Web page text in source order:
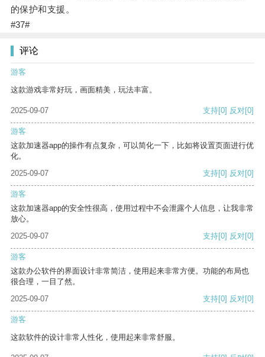
的保护和支援。
#37#
评论
游客
这款游戏非常好玩，画面精美，玩法丰富。
2025-09-07 支持[0] 反对[0]
游客
这款加速器app的操作有点复杂，可以简化一下，比如将设置页面进行优
化。
2025-09-07
支持[0] 反对[0]
游客
这款加速器app的安全性很高，使用过程中不会泄露个人信息，让我非常
放心。
2025-09-07
支持[0] 反对[0]
游客
这款办公软件的界面设计非常简洁，使用起来非常方便。功能的布局也
很合理，一目了然。
2025-09-07
支持[0] 反对[0]
游客
这款软件的设计非常人性化，使用起来非常舒服。